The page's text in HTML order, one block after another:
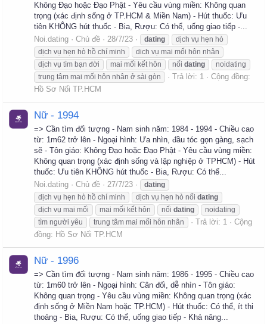
Không Đạo hoặc Đạo Phật - Yêu cầu vùng miền: Không quan
trọng (xác định sống ở TP.HCM & Miền Nam) - Hút thuốc: Ưu
tiên KHÔNG hút thuốc - Bia, Rượu: Có thể, uống giao tiếp -...
Noi.dating
Chủ đề 28/7/23 dating
dịch vụ hẹn hò
dịch vụ hẹn hò hồ chí minh
dich vụ mai mối hôn nhân
dịch vụ tìm bạn đời
mai mối kết hôn nối dating
noidating
trung tâm mai mối hôn nhân ở sài gòn
Trả lời: 1
Cộng đồng:
Hồ Sơ Nối TP.HCM
Nữ - 1994
=> Cần tìm đối tượng - Nam sinh năm: 1984 - 1994 - Chiều cao
từ: 1m62 trở lên - Ngoại hình: Ưa nhìn, đầu tóc gọn gàng, sạch
sẽ - Tôn giáo: Không Đạo hoặc Đạo Phật - Yêu cầu vùng miền:
Không quan trọng (xác định sống và lập nghiệp ở TPHCM) - Hút
thuốc: Ưu tiên KHÔNG hút thuốc - Bia, Rượu: Có thể...
Noi.dating
Chủ đề 27/7/23
dating
dịch vụ hẹn hò hồ chí minh
dịch vụ hẹn hò nối dating
dịch vụ mai mối
mai mối kết hôn nối dating
noidating
tìm người yêu
trung tâm mai mối hôn nhân Trả lời: 1
Cộng
đồng: Hồ Sơ Nối TP.HCM
Nữ - 1996
=> Cần tìm đối tượng - Nam sinh năm: 1986 - 1995 - Chiều cao
từ: 1m60 trở lên - Ngoại hình: Cân đối, dễ nhìn - Tôn giáo:
Không quan trọng - Yêu cầu vùng miền: Không quan trọng (xác
định sống ở Miền Nam hoặc TP.HCM) - Hút thuốc: Có thể, ít thi
thoảng - Bia, Rượu: Có thể, uống giao tiếp - Khả năng...